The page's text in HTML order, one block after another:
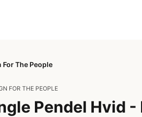
The People
FOR THE PEOPLE
Pendel Hvid -